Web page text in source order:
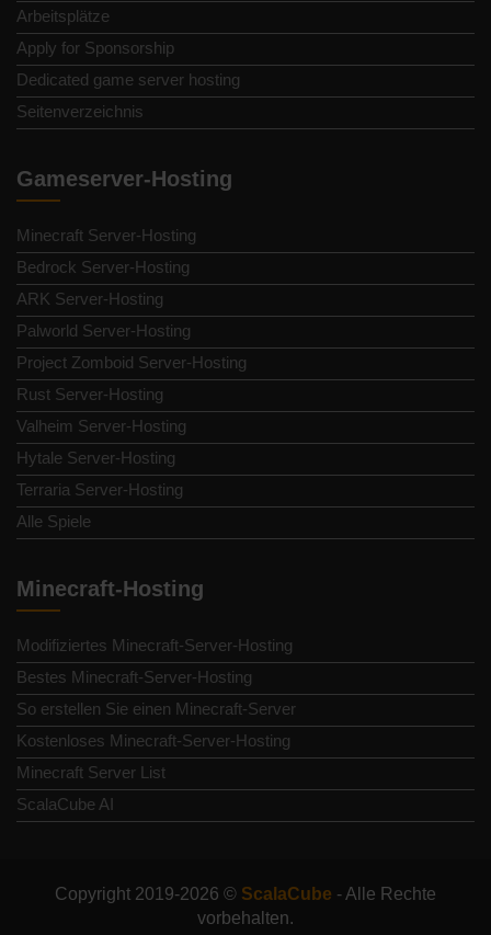
Arbeitsplätze
Apply for Sponsorship
Dedicated game server hosting
Seitenverzeichnis
Gameserver-Hosting
Minecraft Server-Hosting
Bedrock Server-Hosting
ARK Server-Hosting
Palworld Server-Hosting
Project Zomboid Server-Hosting
Rust Server-Hosting
Valheim Server-Hosting
Hytale Server-Hosting
Terraria Server-Hosting
Alle Spiele
Minecraft-Hosting
Modifiziertes Minecraft-Server-Hosting
Bestes Minecraft-Server-Hosting
So erstellen Sie einen Minecraft-Server
Kostenloses Minecraft-Server-Hosting
Minecraft Server List
ScalaCube AI
Copyright 2019-2026 © ScalaCube - Alle Rechte
vorbehalten.